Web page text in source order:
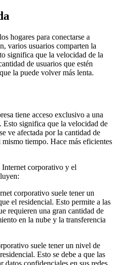
hogares para conectarse a
varios usuarios comparten la
significa que la velocidad de la
de usuarios que estén
la puede volver más lenta.
tiene acceso exclusivo a una
Esto significa que la velocidad de
ve afectada por la cantidad de
mismo tiempo. Hace más eficientes
Internet corporativo y el
corporativo suele tener un
el residencial. Esto permite a las
requieren una gran cantidad de
en la nube y la transferencia
suele tener un nivel de
Esto se debe a que las
datos confidenciales en sus redes.